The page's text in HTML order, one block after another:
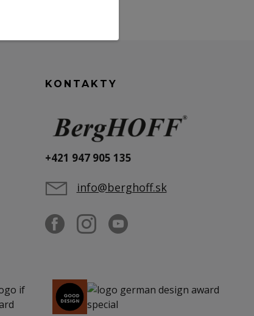
KONTAKTY
+421 947 905 135
info@berghoff.sk